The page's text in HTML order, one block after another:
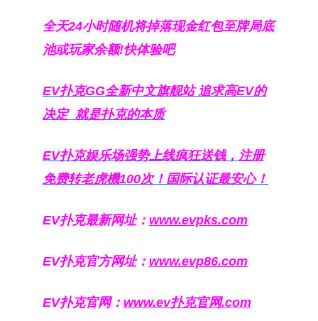
全天24小时随机将掉落现金红包至牌局底
池或玩家余额!快体验吧
EV扑克GG全新中文旗舰站追求高EV的
决定 就是扑克的本质
EV扑克娱乐场强势上线疯狂送钱，注册
免费转老虎機100次！国际认证最安心！
EV扑克最新网址： www.evpks.com
EV扑克官方网址： www.evp86.com
EV扑克官网： www.ev扑克官网.com